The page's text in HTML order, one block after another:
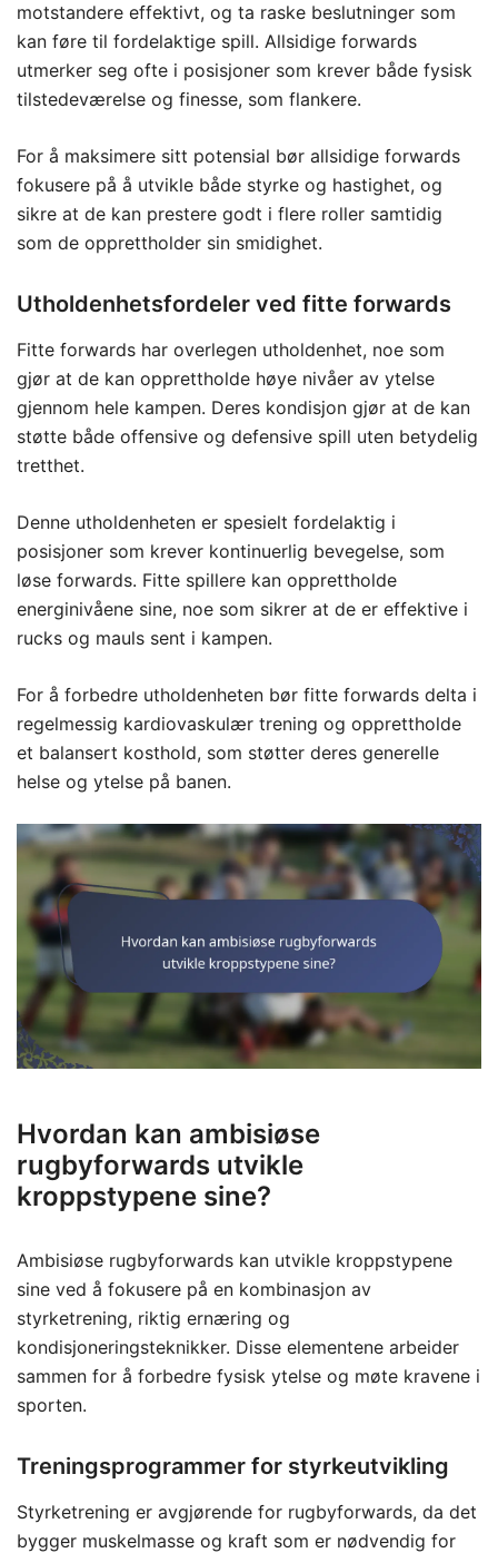
motstandere effektivt, og ta raske beslutninger som
kan føre til fordelaktige spill. Allsidige forwards
utmerker seg ofte i posisjoner som krever både fysisk
tilstedeværelse og finesse, som flankere.
For å maksimere sitt potensial bør allsidige forwards
fokusere på å utvikle både styrke og hastighet, og
sikre at de kan prestere godt i flere roller samtidig
som de opprettholder sin smidighet.
Utholdenhetsfordeler ved fitte forwards
Fitte forwards har overlegen utholdenhet, noe som
gjør at de kan opprettholde høye nivåer av ytelse
gjennom hele kampen. Deres kondisjon gjør at de kan
støtte både offensive og defensive spill uten betydelig
tretthet.
Denne utholdenheten er spesielt fordelaktig i
posisjoner som krever kontinuerlig bevegelse, som
løse forwards. Fitte spillere kan opprettholde
energinivåene sine, noe som sikrer at de er effektive i
rucks og mauls sent i kampen.
For å forbedre utholdenheten bør fitte forwards delta i
regelmessig kardiovaskulær trening og opprettholde
et balansert kosthold, som støtter deres generelle
helse og ytelse på banen.
Hvordan kan ambisiøse
rugbyforwards utvikle
kroppstypene sine?
Ambisiøse rugbyforwards kan utvikle kroppstypene
sine ved å fokusere på en kombinasjon av
styrketrening, riktig ernæring og
kondisjoneringsteknikker. Disse elementene arbeider
sammen for å forbedre fysisk ytelse og møte kravene i
sporten.
Treningsprogrammer for styrkeutvikling
Styrketrening er avgjørende for rugbyforwards, da det
bygger muskelmasse og kraft som er nødvendig for